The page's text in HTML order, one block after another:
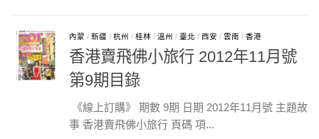
內蒙 / 新疆 / 杭州 / 桂林 / 溫州 / 臺北 / 西安 / 雲南 / 香港
香港賣飛佛小旅行 2012年11月號
第9期目錄
《線上訂購》 期數 9期 日期 2012年11月號 主題故
事 香港賣飛佛小旅行 頁碼 項...